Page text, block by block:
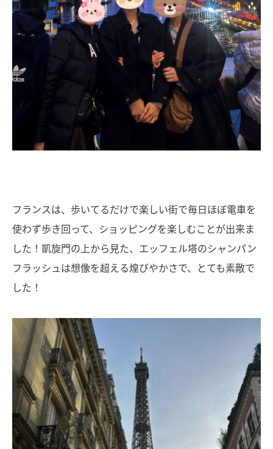
フランスは、歩いてるだけで楽しい街で毎日ほぼ電車を
使わず歩き回って、ショッピングを楽しむことが出来ま
した！凱旋門の上から見た、エッフェル塔のシャンパン
フラッシュは想像を超える煌びやかさで、とても素敵で
した！